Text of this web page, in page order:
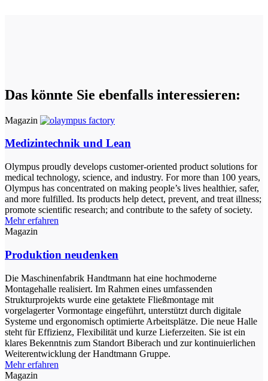
Das könnte Sie ebenfalls interessieren:
Magazin
Medizintechnik und Lean
Olympus proudly develops customer-oriented product solutions for
medical technology, science, and industry. For more than 100 years,
Olympus has concentrated on making people’s lives healthier, safer,
and more fulfilled. Its products help detect, prevent, and treat illness;
promote scientific research; and contribute to the safety of society.
Mehr erfahren
Magazin
Produktion neudenken
Die Maschinenfabrik Handtmann hat eine hochmoderne
Montagehalle realisiert. Im Rahmen eines umfassenden
Strukturprojekts wurde eine getaktete Fließmontage mit
vorgelagerter Vormontage eingeführt, unterstützt durch digitale
Systeme und ergonomisch optimierte Arbeitsplätze. Die neue Halle
steht für Effizienz, Flexibilität und kurze Lieferzeiten. Sie ist ein
klares Bekenntnis zum Standort Biberach und zur kontinuierlichen
Weiterentwicklung der Handtmann Gruppe.
Mehr erfahren
Magazin